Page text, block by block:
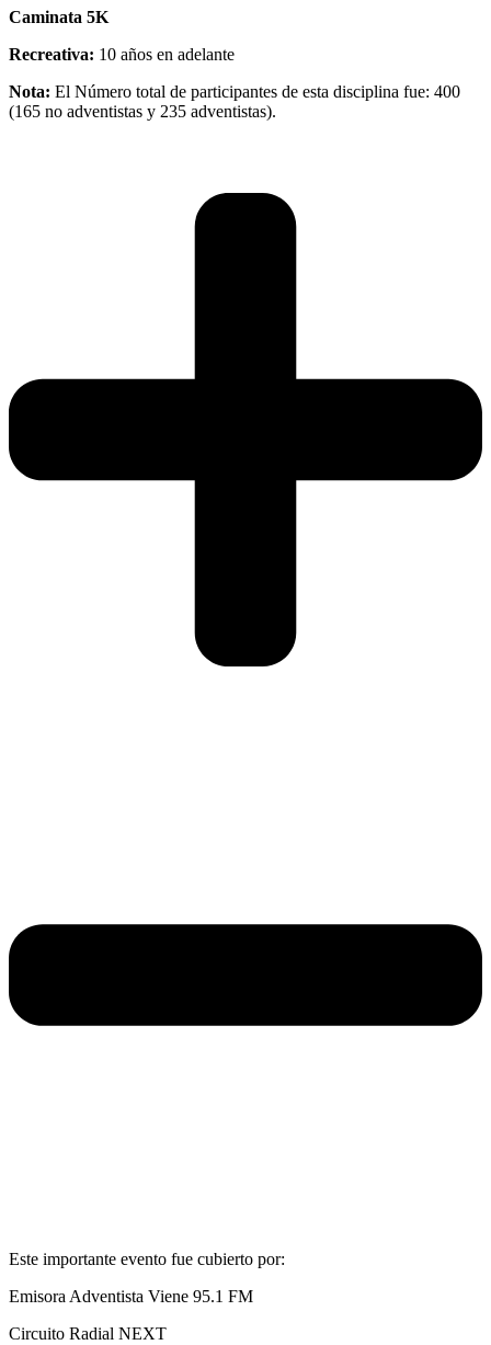
Caminata 5K
Recreativa: 10 años en adelante
Nota: El Número total de participantes de esta disciplina fue: 400
(165 no adventistas y 235 adventistas).
Este importante evento fue cubierto por:
Emisora Adventista Viene 95.1 FM
Circuito Radial NEXT